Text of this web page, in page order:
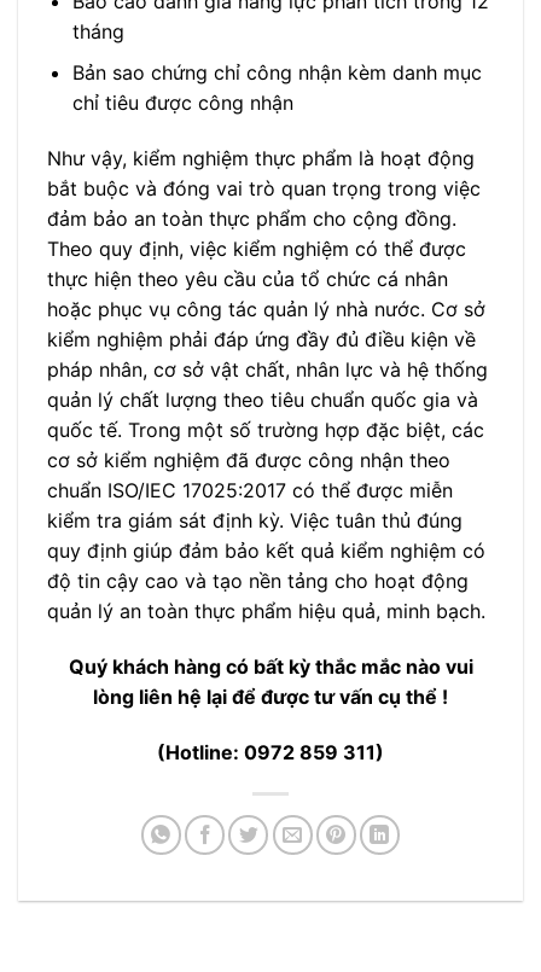
tháng
Bản sao chứng chỉ công nhận kèm danh mục
chỉ tiêu được công nhận
Như vậy, kiểm nghiệm thực phẩm là hoạt động
bắt buộc và đóng vai trò quan trọng trong việc
đảm bảo an toàn thực phẩm cho cộng đồng.
Theo quy định, việc kiểm nghiệm có thể được
thực hiện theo yêu cầu của tổ chức cá nhân
hoặc phục vụ công tác quản lý nhà nước. Cơ sở
kiểm nghiệm phải đáp ứng đầy đủ điều kiện về
pháp nhân, cơ sở vật chất, nhân lực và hệ thống
quản lý chất lượng theo tiêu chuẩn quốc gia và
quốc tế. Trong một số trường hợp đặc biệt, các
cơ sở kiểm nghiệm đã được công nhận theo
chuẩn ISO/IEC 17025:2017 có thể được miễn
kiểm tra giám sát định kỳ. Việc tuân thủ đúng
quy định giúp đảm bảo kết quả kiểm nghiệm có
độ tin cậy cao và tạo nền tảng cho hoạt động
quản lý an toàn thực phẩm hiệu quả, minh bạch.
Quý khách hàng có bất kỳ thắc mắc nào vui
lòng liên hệ lại để được tư vấn cụ thể !
(Hotline: 0972 859 311)